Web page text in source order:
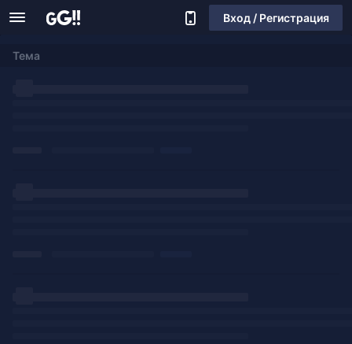
Вход / Регистрация
Тема